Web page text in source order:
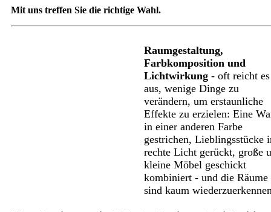
Mit uns treffen Sie die richtige Wahl.
Raumgestaltung,
Farbkomposition und
Lichtwirkung - oft reicht es
aus, wenige Dinge zu
verändern, um erstaunliche
Effekte zu erzielen: Eine
in einer anderen Farbe
gestrichen, Lieblingsstücke
rechte Licht gerückt, große
kleine Möbel geschickt
kombiniert - und die Räume
sind kaum